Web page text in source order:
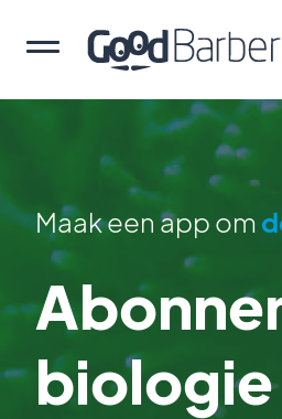
Maak een app om
biologie